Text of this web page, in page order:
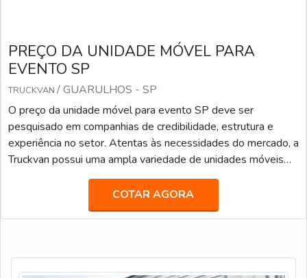
PREÇO DA UNIDADE MÓVEL PARA
EVENTO SP
TRUCKVAN / GUARULHOS - SP
O preço da unidade móvel para evento SP deve ser
pesquisado em companhias de credibilidade, estrutura e
experiência no setor. Atentas às necessidades do mercado, a
Truckvan possui uma ampla variedade de unidades móveis
prontas no seu portfólio de locação, tais como: Veículos de
Luxo para Transporte Executivo (JetBus e JetVan); Food
Truck; Diversas carretas, caminhões e módulos (contêineres)
COTAR AGORA